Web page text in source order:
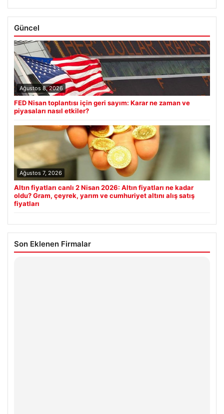
Güncel
Ağustos 8, 2026
FED Nisan toplantısı için geri sayım: Karar ne zaman ve
piyasaları nasıl etkiler?
Ağustos 7, 2026
Altın fiyatları canlı 2 Nisan 2026: Altın fiyatları ne kadar
oldu? Gram, çeyrek, yarım ve cumhuriyet altını alış satış
fiyatları
Son Eklenen Firmalar